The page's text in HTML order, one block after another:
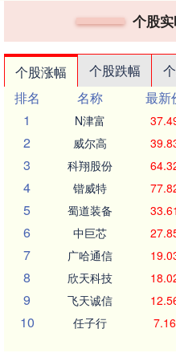
个股
个股涨幅 个股跌幅
排名
名称 最新
1
N津富
2 威尔高
3 科翔股份
4 锴威特
5 蜀道装备 33.61
6 中巨芯
7 广哈通信
8 欣天科技
9 飞天诚信
10 任子行 7.16